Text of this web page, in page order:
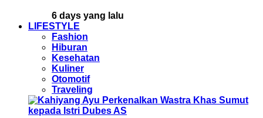
6 days yang lalu
LIFESTYLE
Fashion
Hiburan
Kesehatan
Kuliner
Otomotif
Traveling